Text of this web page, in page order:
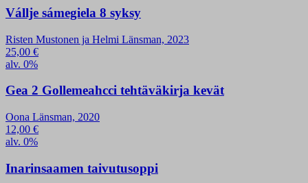
Vállje sámegiela 8 syksy
Risten Mustonen ja Helmi Länsman, 2023
25,00 €
alv. 0%
Gea 2 Gollemeahcci tehtäväkirja kevät
Oona Länsman, 2020
12,00 €
alv. 0%
Inarinsaamen taivutusoppi